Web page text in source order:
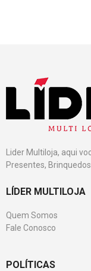
Lider Multiloja, aqui
Presentes,
LÍDER MULTILOJA
Quem Somos
Fale Conosco
POLÍTICAS